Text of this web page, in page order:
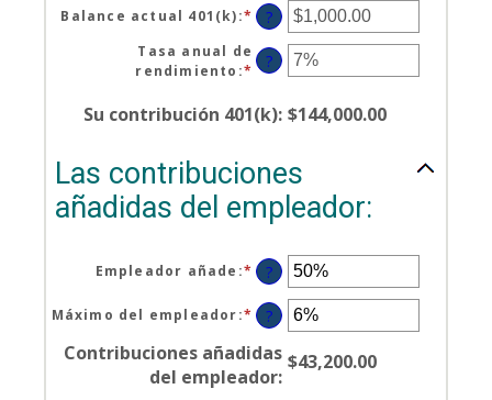
15
and
90
amount
between
10
and
Balance actual 401(k):* Enter
an
amount
between
and
?
Tasa anual de
rendimiento :* Enter
amount
and
20%
?
Su contribución 401(k): $144,000.00
Las contribuciones
añadidas del empleador:
Empleador añade :* Enter
an
amount
between
0%
and
400%
?
Máximo del empleador:* Enter
an
amount
between
?
Contribuciones añadidas
del empleador:
$43,200.00